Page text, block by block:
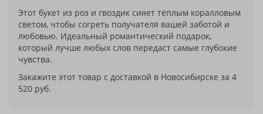
Этот букет из роз и гвоздик сияет тёплым коралловым
светом, чтобы согреть получателя вашей заботой и
любовью. Идеальный романтический подарок,
который лучше любых слов передаст самые глубокие
чувства.
Закажите этот товар с доставкой в Новосибирске за 4
520 руб.